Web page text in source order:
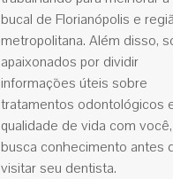
bucal de Florianópolis e
metropolitana. Além disso,
apaixonados por dividir
informações úteis sobre
tratamentos odontológicos
qualidade de vida com
busca conhecimento antes
visitar seu dentista.